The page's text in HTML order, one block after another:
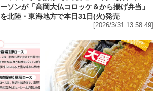
ーソンが「高岡大仏コロッケ＆から揚げ弁当」
を北陸・東海地方で本日31日(火)発売
[2026/3/31 13:58:49]